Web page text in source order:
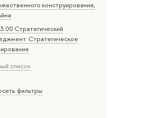
конструирования,
Стратегический
Стратегическое
список
фильтры